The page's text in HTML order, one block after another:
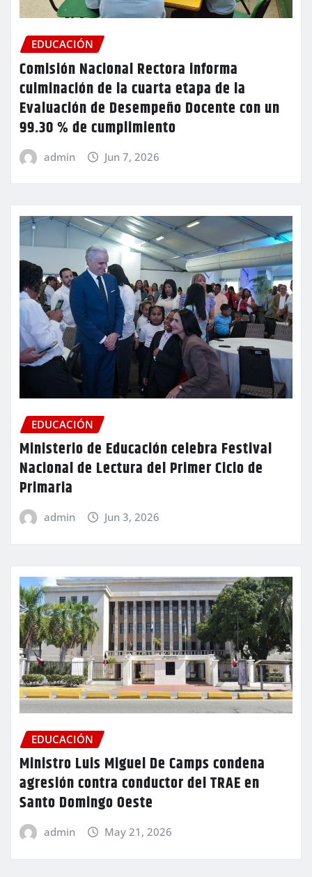
EDUCACIÓN
Comisión Nacional Rectora informa
culminación de la cuarta etapa de la
Evaluación de Desempeño Docente con un
99.30 % de cumplimiento
admin Jun 7, 2026
EDUCACIÓN
Ministerio de Educación celebra Festival
Nacional de Lectura del Primer Ciclo de
Primaria
admin Jun 3, 2026
EDUCACIÓN
Ministro Luis Miguel De Camps condena
agresión contra conductor del TRAE en
Santo Domingo Oeste
admin May 21, 2026